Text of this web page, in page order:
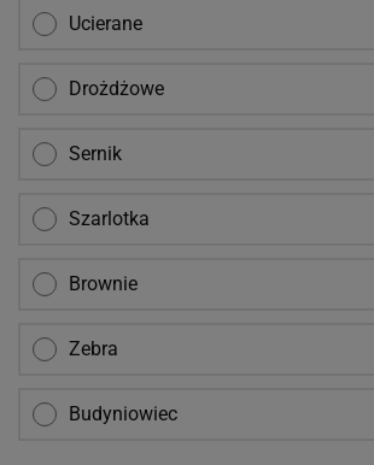
Ucierane
Drożdżowe
Sernik
Szarlotka
Brownie
Zebra
Budyniowiec